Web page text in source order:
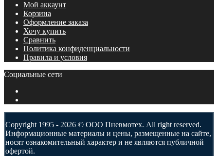
Мой аккаунт
Корзина
Оформление заказа
Хочу купить
Сравнить
Политика конфиденциальности
Правила и условия
Социальные сети
Copyright 1995 - 2026 © ООО Пневмотех. All right reserved.
Информационные материалы и цены, размещенные на сайте,
носят ознакомительный характер и не являются публичной
офертой.